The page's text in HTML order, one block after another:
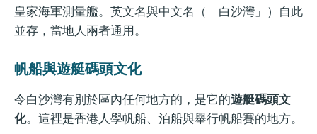
皇家海軍測量艦。英文名與中文名（「白沙灣」）自此
並存，當地人兩者通用。
帆船與遊艇碼頭文化
令白沙灣有別於區內任何地方的，是它的遊艇碼頭文
化。這裡是香港人學帆船、泊船與舉行帆船賽的地方。